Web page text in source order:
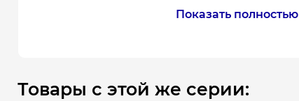
Форма Овальная
Показать полностью
Товары с этой же серии: